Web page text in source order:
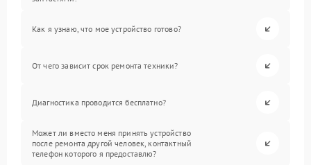
Как я узнаю, что мое устройство готово?
От чего зависит срок ремонта техники?
Диагностика проводится бесплатно?
Может ли вместо меня принять устройство
после ремонта другой человек, контактный
телефон которого я предоставлю?